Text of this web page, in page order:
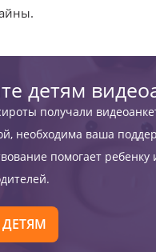
детям
получали
необходима ваша
помогает ребенку